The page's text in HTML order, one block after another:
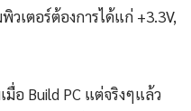
วเตอร์ต้องการได้แก่ +3.3V,
อ Build PC แต่จริงๆแล้ว